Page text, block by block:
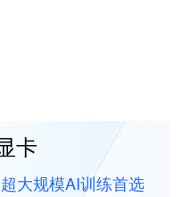
卡
大规模AI训练首选